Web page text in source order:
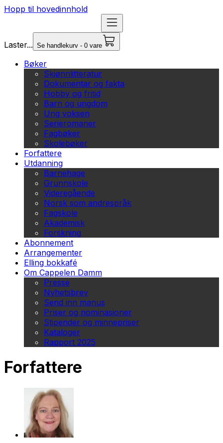
Hopp til hovedinnhold
Laster... Se handlekurv - 0 vare
Bøker
Skjønnlitteratur
Dokumentar og fakta
Hobby og fritid
Barn og ungdom
Ung voksen
Serieromaner
Fagbøker
Skolebøker
Forfattere
Utdanning
Barnehage
Grunnskole
Videregående
Norsk som andrespråk
Fagskole
Akademisk
Forskning
Abonnement
Arrangementer
Elling bokkafé
Om Cappelen Damm
Presse
Nyhetsbrev
Send inn manus
Priser og nominasjoner
Stipender og minnepriser
Kataloger
Rapport 2025
Forfattere